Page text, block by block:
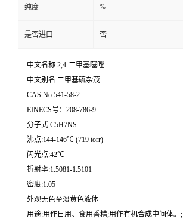
纯度 %
是否进口 否
中文名称:2,4-二甲基噻唑
中文别名:二甲基硫杂茂
CAS No:541-58-2
EINECS号：208-786-9
分子式:C5H7NS
沸点:144-146℃ (719 torr)
闪光点:42℃
折射率:1.5081-1.5101
密度:1.05
外观无色至淡黄色液体
用途:用作日用、食用香精;用作有机合成中间体。;